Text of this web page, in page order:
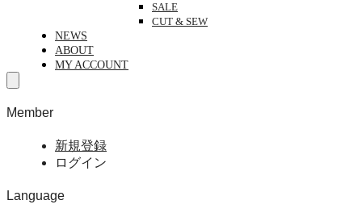
SALE
CUT & SEW
NEWS
ABOUT
MY ACCOUNT
Member
新規登録
ログイン
Language